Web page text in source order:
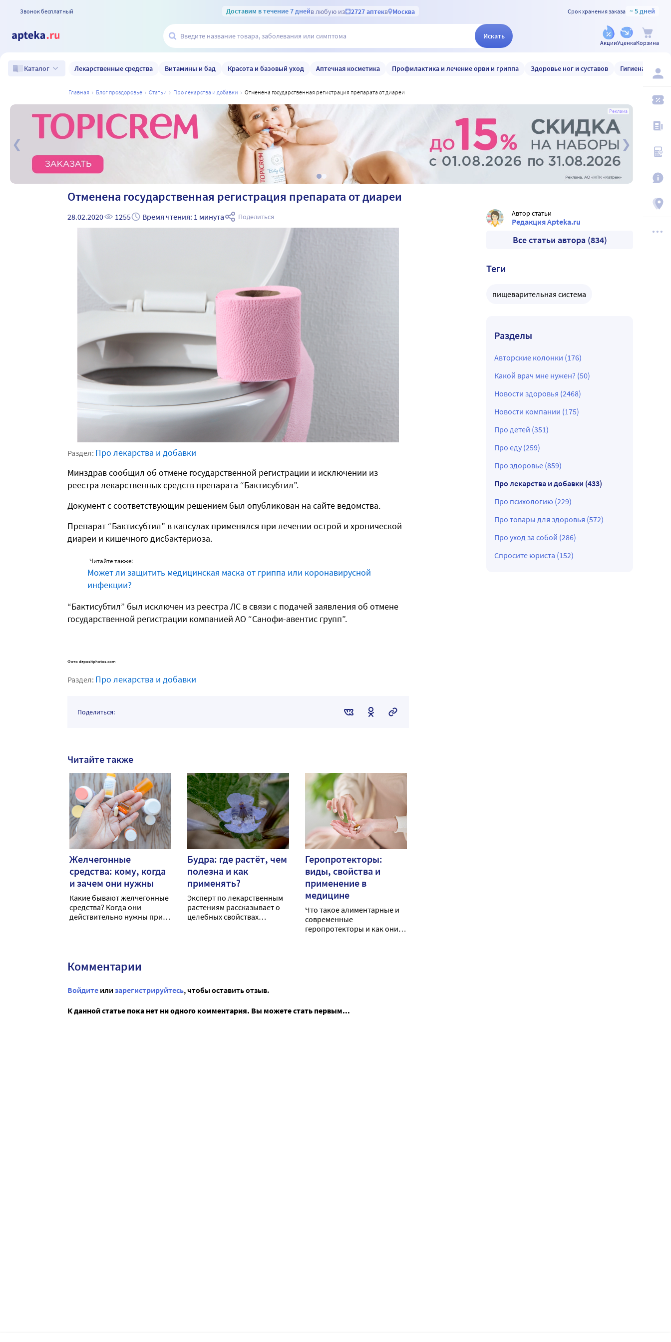
Звонок бесплатный Доставим в течение 7 днейв любую из 2727 аптекв Москва Срок хранения заказа ~ 5 дней
Искать
АкцииУценкаКорзина
Каталог Лекарственные средства Витамины и бад Красота и базовый уход Аптечная косметика Профилактика и лечение орви и гриппа Здоровье ног и суставов Гигиена и уход
главная блог проздоровье статьи про лекарства и добавки отменена государственная регистрация препарата от диареи
Реклама
Отменена государственная регистрация препарата от диареи
28.02.2020 1255 Время чтения: 1 минута Поделиться
Раздел: Про лекарства и добавки
Минздрав сообщил об отмене государственной регистрации и исключении из
реестра лекарственных средств препарата “Бактисубтил”.
Документ с соответствующим решением был опубликован на сайте ведомства.
Препарат “Бактисубтил” в капсулах применялся при лечении острой и хронической
диареи и кишечного дисбактериоза.
Читайте также:
Может ли защитить медицинская маска от гриппа или коронавирусной
инфекции?
“Бактисубтил” был исключен из реестра ЛС в связи с подачей заявления об отмене
государственной регистрации компанией АО “Санофи-авентис групп”.
Фото depositphotos.com
Раздел: Про лекарства и добавки
Поделиться:
Читайте также
Желчегонные
средства: кому, когда
и зачем они нужны
Какие бывают желчегонные
средства? Когда они
действительно нужны при
Будра: где растёт, чем
полезна и как
применять?
Эксперт по лекарственным
растениям рассказывает о
целебных свойствах
Геропротекторы:
виды, свойства и
применение в
медицине
Что такое алиментарные и
современные
геропротекторы и как они
Комментарии
Войдите или зарегистрируйтесь, чтобы оставить отзыв.
К данной статье пока нет ни одного комментария. Вы можете стать первым...
Автор статьи
Редакция Apteka.ru
Все статьи автора (834)
Теги
пищеварительная система
Разделы
Авторские колонки (176)
Какой врач мне нужен? (50)
Новости здоровья (2468)
Новости компании (175)
Про детей (351)
Про еду (259)
Про здоровье (859)
Про лекарства и добавки (433)
Про психологию (229)
Про товары для здоровья (572)
Про уход за собой (286)
Спросите юриста (152)